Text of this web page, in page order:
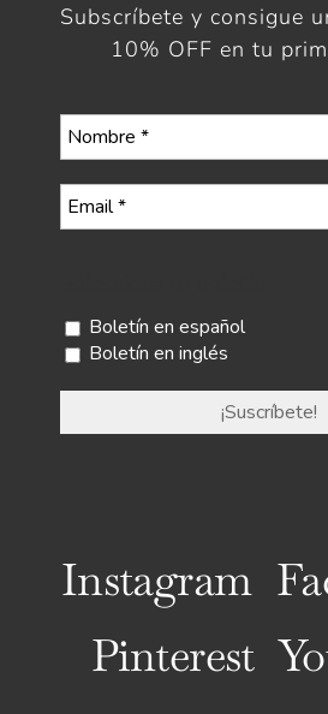
Subscríbete y consigue
10% OFF en tu
Boletín en español
Boletín en inglés
Instagram
Pinterest